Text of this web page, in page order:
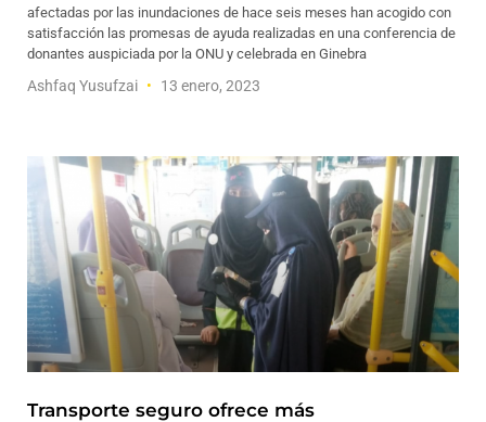
afectadas por las inundaciones de hace seis meses han acogido con
satisfacción las promesas de ayuda realizadas en una conferencia de
donantes auspiciada por la ONU y celebrada en Ginebra
Ashfaq Yusufzai 13 enero, 2023
Transporte seguro ofrece más